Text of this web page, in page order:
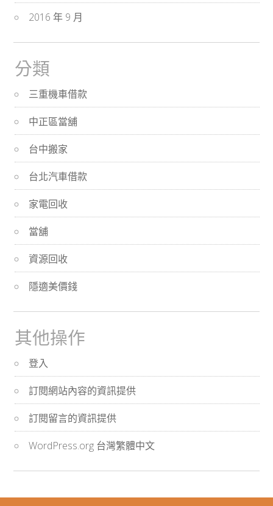
2016 年 9 月
分類
三重機車借款
中正區當舖
台中搬家
台北汽車借款
家電回收
當舖
資源回收
隱適美價錢
其他操作
登入
訂閱網站內容的資訊提供
訂閱留言的資訊提供
WordPress.org 台灣繁體中文